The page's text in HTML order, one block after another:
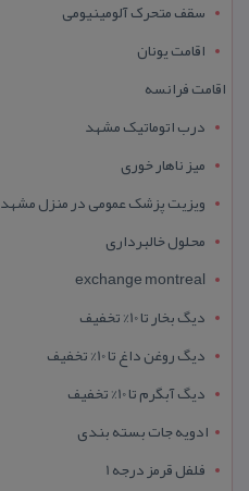
سقف متحرک آلومینیومی
اقامت یونان
اقامت فرانسه
درب اتوماتیک مشهد
میز ناهار خوری
ویزیت پزشک عمومی در منزل مشهد
محلول خالبرداری
exchange montreal
دیگ بخار تا 10% تخفیف
دیگ روغن داغ تا 10% تخفیف
دیگ آبگرم تا 10% تخفیف
ادویه جات بسته بندی
فلفل قرمز درجه 1